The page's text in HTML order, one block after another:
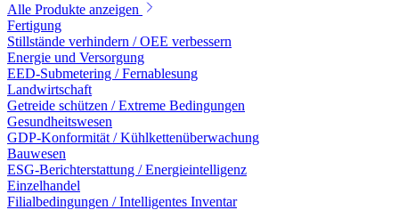
Alle Produkte anzeigen
Fertigung
Stillstände verhindern / OEE verbessern
Energie und Versorgung
EED-Submetering / Fernablesung
Landwirtschaft
Getreide schützen / Extreme Bedingungen
Gesundheitswesen
GDP-Konformität / Kühlkettenüberwachung
Bauwesen
ESG-Berichterstattung / Energieintelligenz
Einzelhandel
Filialbedingungen / Intelligentes Inventar